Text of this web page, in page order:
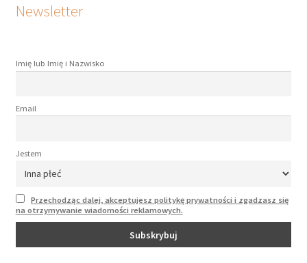
Newsletter
Imię lub Imię i Nazwisko
Email
Jestem
Przechodząc dalej, akceptujesz politykę prywatności i zgadzasz się
na otrzymywanie wiadomości reklamowych.